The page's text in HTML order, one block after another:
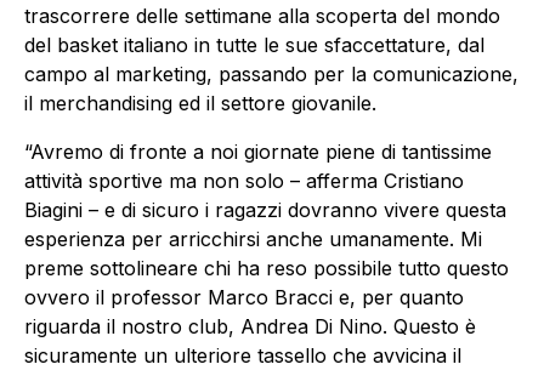
trascorrere delle settimane alla scoperta del mondo
del basket italiano in tutte le sue sfaccettature, dal
campo al marketing, passando per la comunicazione,
il merchandising ed il settore giovanile.
“Avremo di fronte a noi giornate piene di tantissime
attività sportive ma non solo – afferma Cristiano
Biagini – e di sicuro i ragazzi dovranno vivere questa
esperienza per arricchirsi anche umanamente. Mi
preme sottolineare chi ha reso possibile tutto questo
ovvero il professor Marco Bracci e, per quanto
riguarda il nostro club, Andrea Di Nino. Questo è
sicuramente un ulteriore tassello che avvicina il